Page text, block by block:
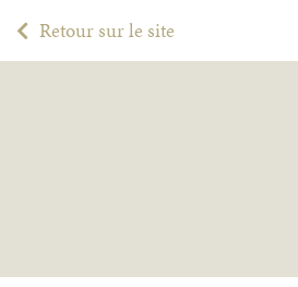
Retour sur le site